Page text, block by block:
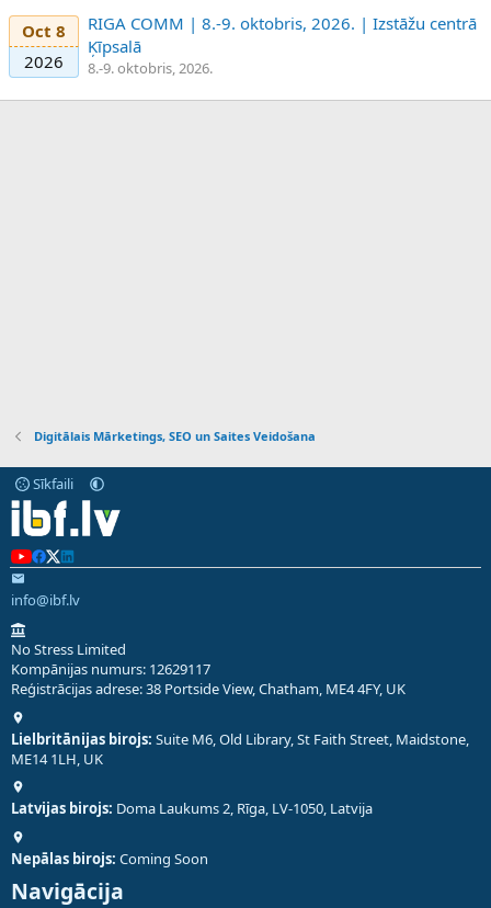
Oct 8
2026
RIGA COMM | 8.-9. oktobris, 2026. | Izstāžu centrā
Ķīpsalā
8.-9. oktobris, 2026.
Digitālais Mārketings, SEO un Saites Veidošana
Sīkfaili
info@ibf.lv
No Stress Limited
Kompānijas numurs: 12629117
Reģistrācijas adrese: 38 Portside View, Chatham, ME4 4FY, UK
Lielbritānijas birojs: Suite M6, Old Library, St Faith Street, Maidstone,
ME14 1LH, UK
Latvijas birojs: Doma Laukums 2, Rīga, LV-1050, Latvija
Nepālas birojs: Coming Soon
Navigācija